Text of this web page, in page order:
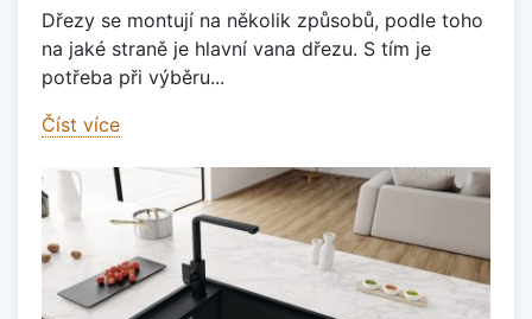
Dřezy se montují na několik způsobů, podle toho
na jaké straně je hlavní vana dřezu. S tím je
potřeba při výběru...
Číst více